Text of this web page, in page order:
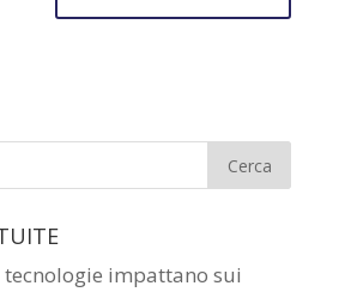
tecnologie impattano sui